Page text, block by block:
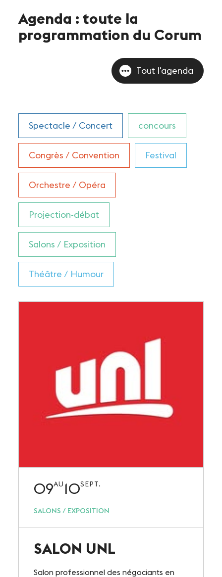
Agenda : toute la
programmation du Corum
Tout l'agenda
Spectacle / Concert concours
Congrès / Convention Festival
Orchestre / Opéra
Projection-débat
Salons / Exposition
Théâtre / Humour
09AU 10SEPT.
SALONS / EXPOSITION
SALON UNL
Salon professionnel des négociants en